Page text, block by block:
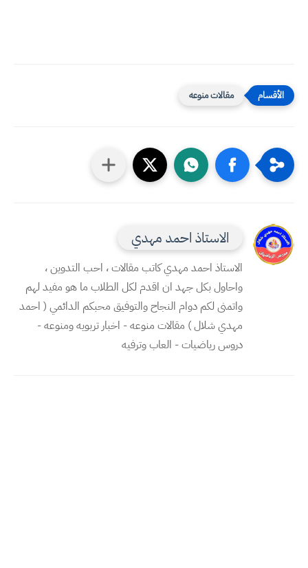
مقالات منوعه
الاستاذ احمد مهدي
الاستاذ احمد مهدي كاتب مقالات ، احب التدوين ،
واحاول بكل جهد ان اقدم لكل الطلاب ما هو مفيد لهم
واتمنى لكم دوام النجاح والتوفيق محبكم الدائمي ( احمد
مهدي شلال ) مقالات منوعه - اخبار تربويه ومنوعه -
دروس رياضيات - العاب وترفيه